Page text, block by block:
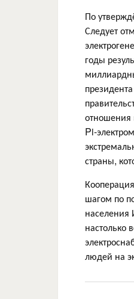
По
Следует
годы
отношения
Pi-
страны,
шагом по
населения
настолько
людей на